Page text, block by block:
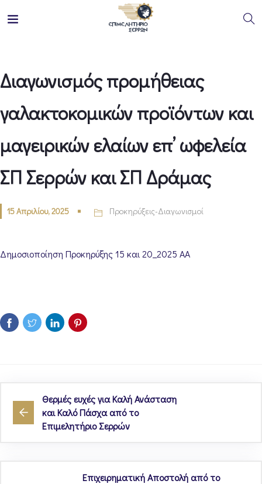
Διαγωνισμός προμήθειας
γαλακτοκομικών προϊόντων και
μαγειρικών ελαίων επ’ ωφελεία
ΣΠ Σερρών και ΣΠ Δράμας
15 Απριλίου, 2025 Προκηρύξεις-Διαγωνισμοί
Δημοσιοποίηση Προκηρύξης 15 και 20_2025 ΑΑ
Θερμές ευχές για Καλή Ανάσταση
και Καλό Πάσχα από το
Επιμελητήριο Σερρών
Επιχειρηματική Αποστολή από το